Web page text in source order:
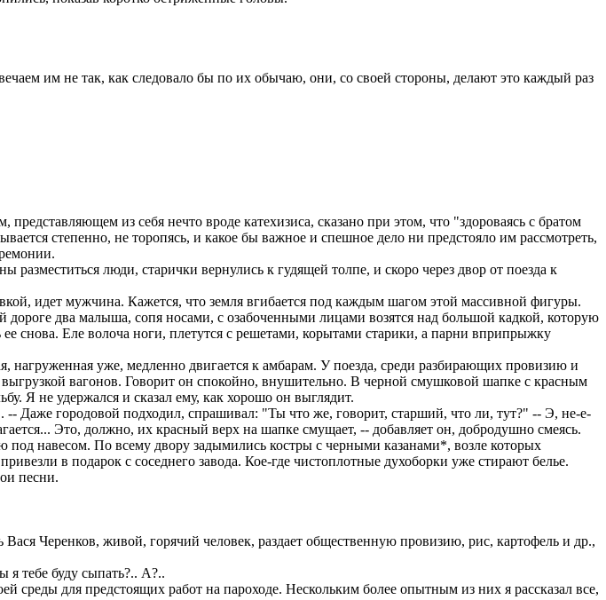
им не так, как следовало бы по их обычаю, они, со своей стороны, делают это каждый раз
из себя нечто вроде катехизиса, сказано при этом, что "здороваясь с братом
степенно, не торопясь, и какое бы важное и спешное дело ни предстояло им рассмотреть,
люди, старички вернулись к гудящей толпе, и скоро через двор от поезда к
идет мужчина. Кажется, что земля вгибается под каждым шагом этой массивной фигуры.
дороге два малыша, сопя носами, с озабоченными лицами возятся над большой кадкой, которую
снова. Еле волоча ноги, плетутся с решетами, корытами старики, а парни вприпрыжку
нагруженная уже, медленно двигается к амбарам. У поезда, среди разбирающих провизию и
вагонов. Говорит он спокойно, внушительно. В черной смушковой шапке с красным
Я не удержался и сказал ему, как хорошо он выглядит.
Даже городовой подходил, спрашивал: "Ты что же, говорит, старший, что ли, тут?" -- Э, не-е-
Это, должно, их красный верх на шапке смущает, -- добавляет он, добродушно смеясь.
навесом. По всему двору задымились костры с черными казанами*, возле которых
в подарок с соседнего завода. Кое-где чистоплотные духоборки уже стирают белье.
песни.
Черенков, живой, горячий человек, раздает общественную провизию, рис, картофель и др.,
тебе буду сыпать?.. А?..
среды для предстоящих работ на пароходе. Нескольким более опытным из них я рассказал все,